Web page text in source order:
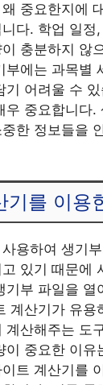
중요한지에
다. 학업 일
충분하지 않
부에는 과목별
기 어려울 수
우 중요합니다
한 정보들을
기를 이용
용하여 생기
있기 때문에
기부 파일을
계산기가 유
계산해주는 도
이 중요한 이
트 계산기를